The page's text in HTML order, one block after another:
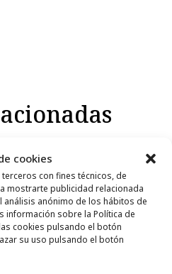
cookies
con fines técnicos, de
mostrarte publicidad relacionada
análisis anónimo de los hábitos de
información sobre la Política de
cookies pulsando el botón
su uso pulsando el botón
noticias relacionadas.